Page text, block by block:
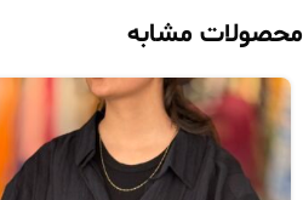
محصولات مشابه